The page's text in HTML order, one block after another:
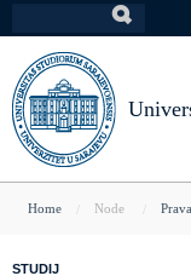
to
main
content
You
Home Node
STUDIJ